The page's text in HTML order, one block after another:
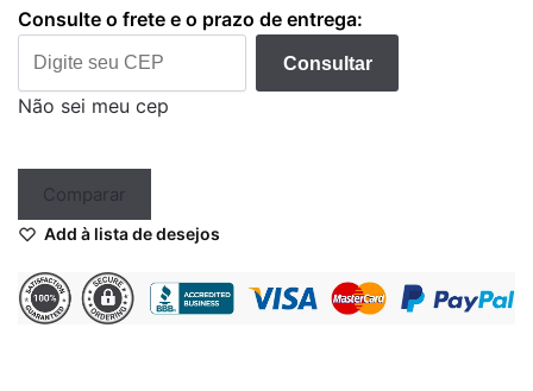
Com
Baterias
quantidade
Consulte o frete e o prazo de entrega:
Consultar
Não sei meu cep
Comparar
Add à lista de desejos